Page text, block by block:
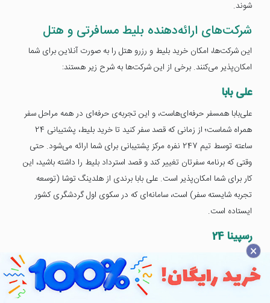
شوند.
شرکت‌های ارائه‌دهنده بلیط مسافرتی و هتل
این شرکت‌ها، امکان خرید بلیط و رزرو هتل را به صورت آنلاین برای شما
امکان‌پذیر می‌کنند. برخی از این شرکت‌ها به شرح زیر هستند:
علی بابا
علی‌بابا همسفر حرفه‌ای‌هاست، و این تجربه‌ی حرفه‌ای در همه مراحل سفر
همراه شماست؛ از زمانی که قصد سفر کنید تا خرید بلیط، پشتیبانی 24
ساعته توسط تیم 247 نفره مرکز پشتیبانی برای شما ارائه می‌شود. حتی
وقتی که برنامه سفرتان تغییر کند و قصد استرداد بلیط را داشته باشید، این
کار برای شما امکان‌پذیر است. علی ‌بابا برندی از هلدینگ توشا (توسعه
تجربه شایسته سفر) است، سامانه‌ای که در سکوی اول گردشگری کشور
ایستاده است.
رسپینا 24
رسپینا 24، در حال حاضر با بیش از 100 نفر کارشناس، از سال 1389در حال
ارائه خدمات خرید آنلاین بلیط هوایپما، بلیط قطار، اتوبوس، بلیط چارتر و
رزرو هتل طبق مقررات سازمان‌های مطبوع در کشور به هموطنان گرامی
×